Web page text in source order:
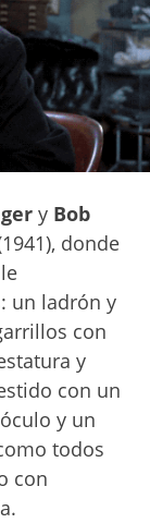
y Bob
donde
un ladrón y
con
y
con un
y un
todos
con